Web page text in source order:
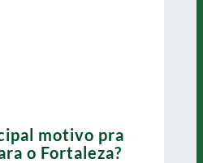
motivo pra
o Fortaleza?